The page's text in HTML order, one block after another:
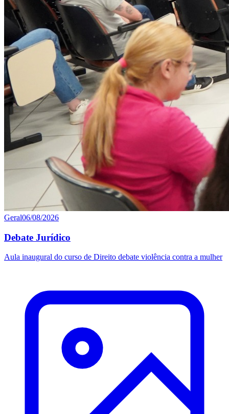
Geral06/08/2026
Debate Jurídico
Aula inaugural do curso de Direito debate violência contra a mulher